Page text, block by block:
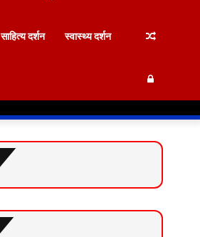
साहित्य दर्शन स्वास्थ्य दर्शन Random
Log
In